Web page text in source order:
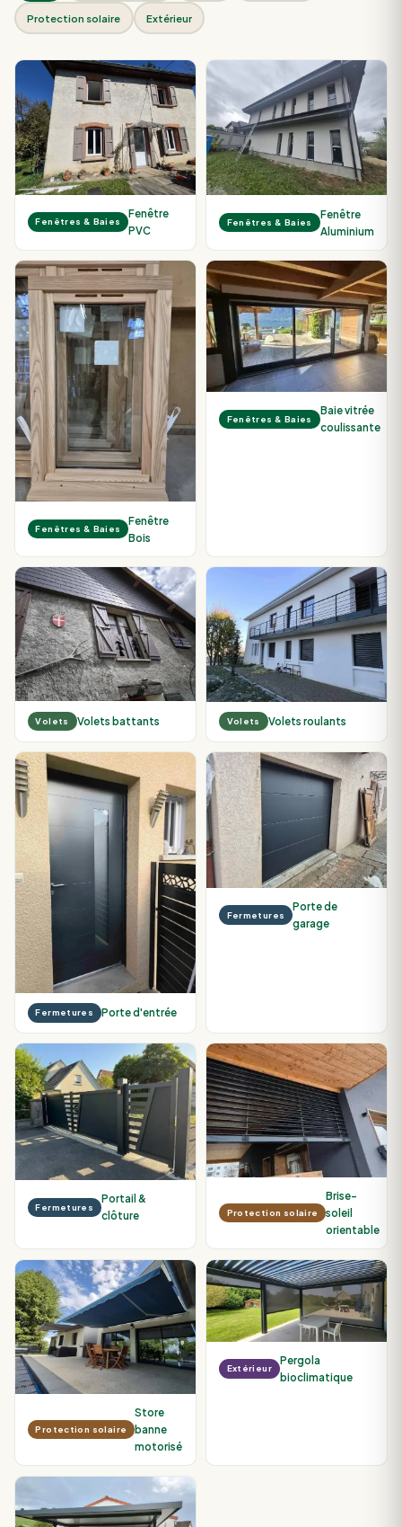
Protection solaire Extérieur
Fenêtres & Baies
Fenêtre
PVC
Fenêtres & Baies
Fenêtre
Aluminium
Fenêtres & Baies
Fenêtre
Bois
Fenêtres & Baies
Baie vitrée
coulissante
Volets Volets battants Volets Volets roulants
Fermetures Porte d'entrée
Fermetures
Porte de
garage
Fermetures
Portail &
clôture
Protection solaire
Brise-
soleil
orientable
Protection solaire
Store
banne
motorisé
Extérieur
Pergola
bioclimatique